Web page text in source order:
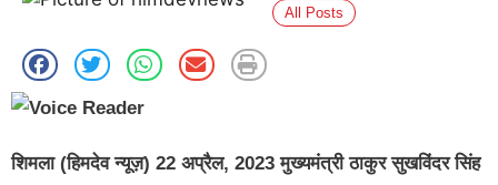
All Posts
शिमला (हिमदेव न्यूज़) 22 अप्रैल, 2023 मुख्यमंत्री ठाकुर सुखविंदर सिंह